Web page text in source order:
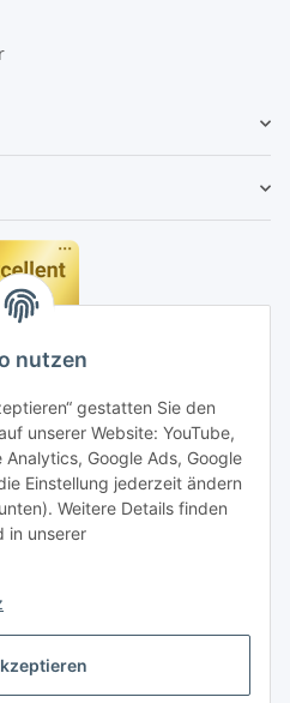
nutzen
gestatten Sie den
unserer Website: YouTube,
Google Ads, Google
Einstellung jederzeit ändern
Weitere Details finden
in unserer
widerrufen